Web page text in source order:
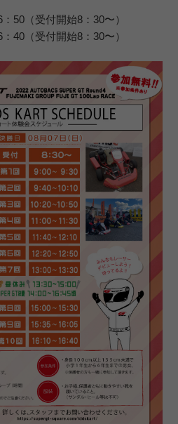
50（受付開始8：30〜）
40（受付開始8：30〜）